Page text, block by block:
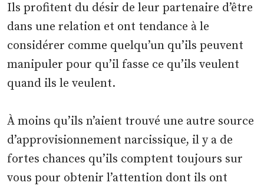
Ils profitent du désir de leur partenaire d’être
dans une relation et ont tendance à le
considérer comme quelqu’un qu’ils peuvent
manipuler pour qu’il fasse ce qu’ils veulent
quand ils le veulent.
À moins qu’ils n’aient trouvé une autre source
d’approvisionnement narcissique, il y a de
fortes chances qu’ils comptent toujours sur
vous pour obtenir l’attention dont ils ont